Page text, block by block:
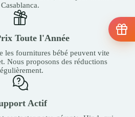
Casablanca.
Toute l'Année
les fournitures bébé peuvent vite
Nous proposons des réductions
Actif